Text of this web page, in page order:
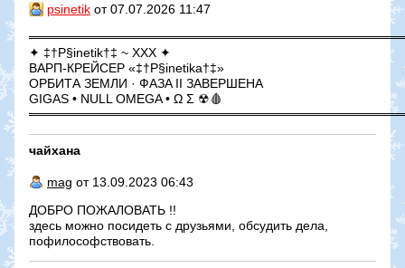
psinetik от 07.07.2026 11:47
✦ ‡†P§inetik†‡ ~ XXX ✦
ВАРП-КРЕЙСЕР «‡†P§inetika†‡»
ОРБИТА ЗЕМЛИ · ФАЗΑ II ЗАВЕРШЕНА
GIGAS • NULL OMEGA • Ω Σ ☢🩸
чайхана
mag от 13.09.2023 06:43
ДОБРО ПОЖАЛОВАТЬ !!
здесь можно посидеть с друзьями, обсудить дела,
пофилософствовать.